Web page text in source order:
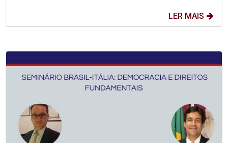
LER MAIS